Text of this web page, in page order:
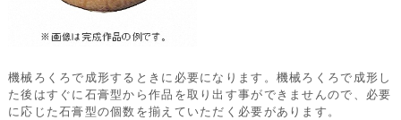
機械ろくろで成形するときに必要になります。機械ろくろで成形し
た後はすぐに石膏型から作品を取り出す事ができませんので、必要
に応じた石膏型の個数を揃えていただく必要があります。